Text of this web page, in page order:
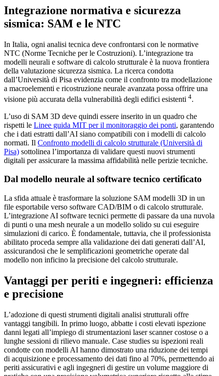
Integrazione normativa e sicurezza
sismica: SAM e le NTC
In Italia, ogni analisi tecnica deve confrontarsi con le normative
NTC (Norme Tecniche per le Costruzioni). L’integrazione tra
modelli neurali e software di calcolo strutturale è la nuova frontiera
della valutazione sicurezza sismica. La ricerca condotta
dall’Università di Pisa evidenzia come il confronto tra modellazione
a macroelementi e ricostruzione neurale avanzata possa offrire una
visione più accurata della vulnerabilità degli edifici esistenti 4.
L’uso di SAM 3D deve quindi essere inserito in un quadro che
rispetti le Linee guida MIT per il monitoraggio dei ponti, garantendo
che i dati estratti dall’AI siano compatibili con i modelli di calcolo
normati. Il Confronto modelli di calcolo strutturale (Università di
Pisa) sottolinea l’importanza di validare questi nuovi strumenti
digitali per assicurare la massima affidabilità nelle perizie tecniche.
Dal modello neurale al software tecnico certificato
La sfida attuale è trasformare la soluzione SAM modelli 3D in un
file esportabile verso software CAD/BIM o di calcolo strutturale.
L’integrazione AI software tecnici permette di passare da una nuvola
di punti o una mesh neurale a un modello solido su cui eseguire
simulazioni di carico. È fondamentale, tuttavia, che il professionista
abilitato proceda sempre alla validazione dei dati generati dall’AI,
assicurandosi che le semplificazioni geometriche operate dal
modello non inficino la precisione del calcolo strutturale.
Vantaggi per periti e ingegneri: efficienza
e precisione
L’adozione di questi strumenti digitali analisi strutturali offre
vantaggi tangibili. In primo luogo, abbatte i costi elevati ispezione
danni legati all’impiego di strumentazioni laser scanner costose o a
lunghe sessioni di rilievo manuale. Case studies su ispezioni reali
condotte con modelli AI hanno dimostrato una riduzione dei tempi
di acquisizione e processamento dei dati fino al 70%, permettendo ai
periti assicurativi e agli ingegneri di gestire un volume maggiore di